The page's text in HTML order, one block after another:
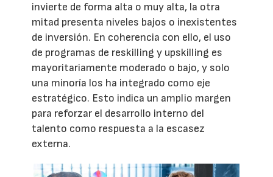
invierte de forma alta o muy alta, la otra
mitad presenta niveles bajos o inexistentes
de inversión. En coherencia con ello, el uso
de programas de reskilling y upskilling es
mayoritariamente moderado o bajo, y solo
una minoría los ha integrado como eje
estratégico. Esto indica un amplio margen
para reforzar el desarrollo interno del
talento como respuesta a la escasez
externa.